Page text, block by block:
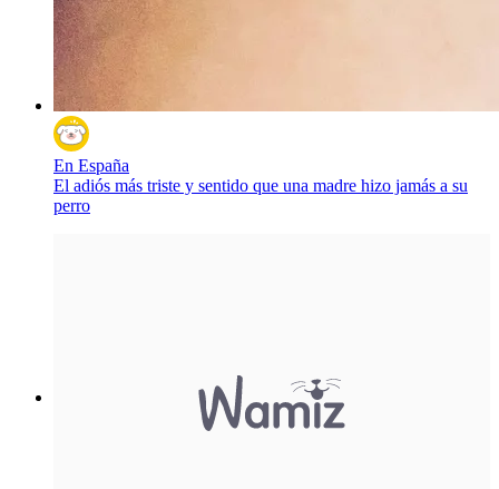
En España
El adiós más triste y sentido que una madre hizo jamás a su
perro